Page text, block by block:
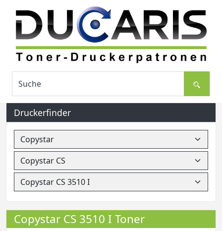
Druckerfinder
Copystar CS 3510 I Toner